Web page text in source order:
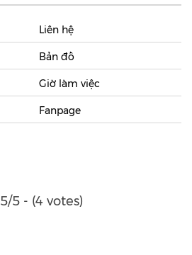
Liên hệ
Bản đồ
Giờ làm việc
Fanpage
5/5 - (4 votes)